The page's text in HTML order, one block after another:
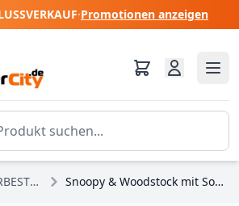
·Promotionen anzeigen
VORBESTELLUNGEN Snoopy & Woodstock mit Sonnenblumen - Peanuts